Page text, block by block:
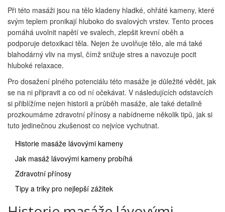
Při této masáži jsou na tělo kladeny hladké, ohřáté kameny, které
svým teplem pronikají hluboko do svalových vrstev. Tento proces
pomáhá uvolnit napětí ve svalech, zlepšit krevní oběh a
podporuje detoxikaci těla. Nejen že uvolňuje tělo, ale má také
blahodárný vliv na mysl, čímž snižuje stres a navozuje pocit
hluboké relaxace.
Pro dosažení plného potenciálu této masáže je důležité vědět, jak
se na ni připravit a co od ní očekávat. V následujících odstavcích
si přiblížíme nejen historii a průběh masáže, ale také detailně
prozkoumáme zdravotní přínosy a nabídneme několik tipů, jak si
tuto jedinečnou zkušenost co nejvíce vychutnat.
Historie masáže lávovými kameny
Jak masáž lávovými kameny probíhá
Zdravotní přínosy
Tipy a triky pro nejlepší zážitek